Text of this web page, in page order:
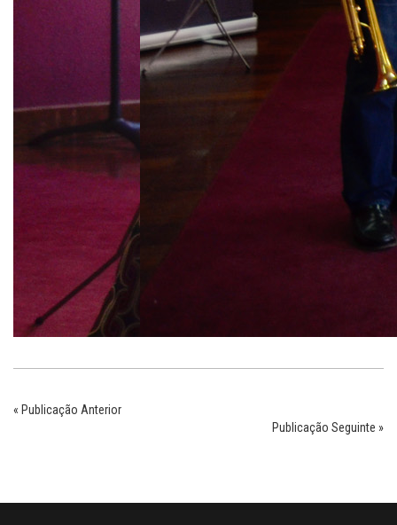
« Publicação Anterior
Publicação Seguinte »